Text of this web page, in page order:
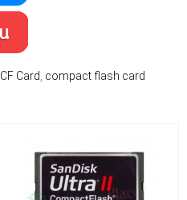
CF Card compact flash card